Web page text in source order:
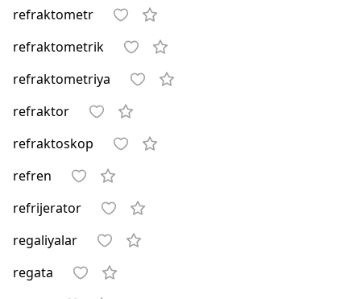
refraktometr
refraktometrik
refraktometriya
refraktor
refraktoskop
refren
refrijerator
regaliyalar
regata